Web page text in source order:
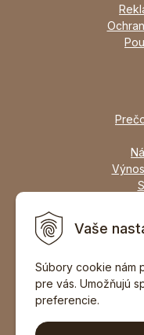
Vaše
Súbory cookie nám
pre vás. Umožňujú
preferencie.